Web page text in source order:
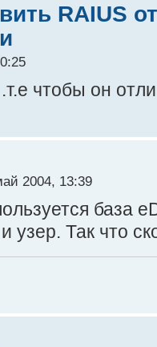
RAIUS
чтобы он
2004, 13:39
база
узер. Так что